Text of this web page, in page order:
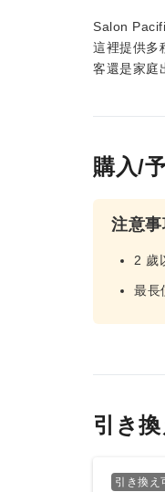
Salon
這裡提供多
客還是家庭
購入/
注意事
2 歲
最長
引き
引き換え